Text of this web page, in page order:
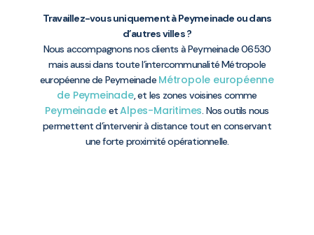
Travaillez-vous uniquement à Peymeinade ou dans
d’autres villes ?
Nous accompagnons nos clients à Peymeinade 06530
mais aussi dans toute l’intercommunalité Métropole
européenne de Peymeinade Métropole européenne
de Peymeinade, et les zones voisines comme
PeymeinadeetAlpes-Maritimes. Nos outils nous
permettent d’intervenir à distance tout en conservant
une forte proximité opérationnelle.